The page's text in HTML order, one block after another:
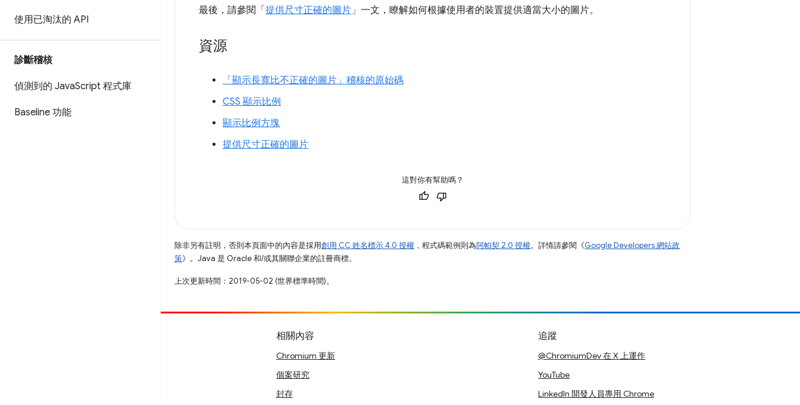
使用已淘汰的 API
診斷稽核
偵測到的 JavaScript 程式庫
Baseline 功能
最後，請參閱「 提供尺寸正確的圖片」一文，瞭解如何根據使用者的裝置提供適當大小的圖片。
資源
「顯示長寬比不正確的圖片」 稽核的原始碼
CSS 顯示比例
顯示比例方塊
提供尺寸正確的圖片
這對你有幫助嗎？
除非另有註明，否則本頁面中的內容是採用創用 CC 姓名標示 4.0 授權 ，程式碼範例則為阿帕契 2.0 授權。詳情請參閱《Google Developers 網站政
策》。Java 是 Oracle 和/或其關聯企業的註冊商標。
上次更新時間：2019-05-02 (世界標準時間)。
相關內容
Chromium 更新
個案研究
封存
追蹤
@ChromiumDev 在 X 上運作
YouTube
LinkedIn 開發人員專用 Chrome